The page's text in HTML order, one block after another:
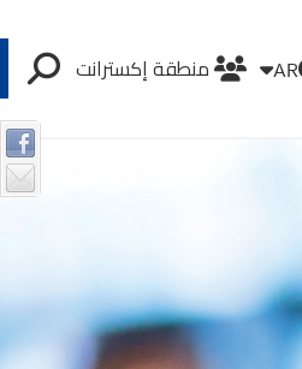
AR منطقة إكسترانت